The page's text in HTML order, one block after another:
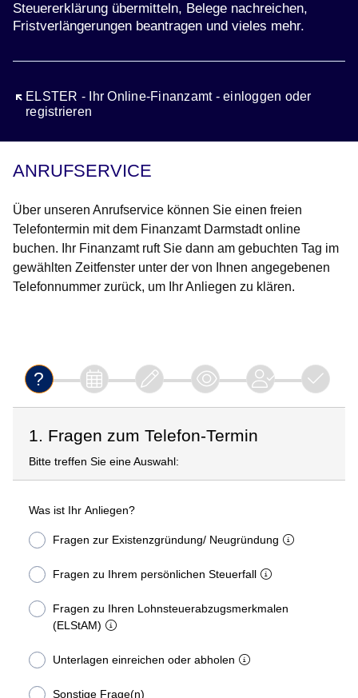
Steuererklärung übermitteln, Belege nachreichen,
Fristverlängerungen beantragen und vieles mehr.
ELSTER - Ihr Online-Finanzamt - einloggen oder
registrieren
Öffnet sich in einem neuen Fenster
ANRUFSERVICE
Über unseren Anrufservice können Sie einen freien
Telefontermin mit dem Finanzamt Darmstadt online
buchen. Ihr Finanzamt ruft Sie dann am gebuchten Tag im
gewählten Zeitfenster unter der von Ihnen angegebenen
Telefonnummer zurück, um Ihr Anliegen zu klären.